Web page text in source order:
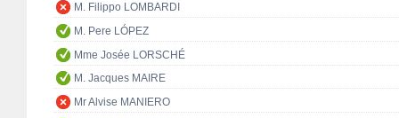
M. Filippo LOMBARDI
M. Pere LÓPEZ
Mme Josée LORSCHÉ
M. Jacques MAIRE
Mr Alvise MANIERO